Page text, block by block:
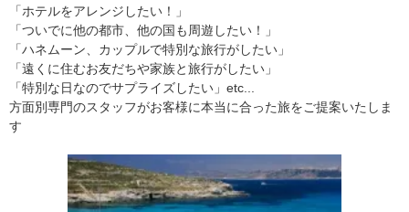
「ホテルをアレンジしたい！」
「ついでに他の都市、他の国も周遊したい！」
「ハネムーン、カップルで特別な旅行がしたい」
「遠くに住むお友だちや家族と旅行がしたい」
「特別な日なのでサプライズしたい」etc...
方面別専門のスタッフがお客様に本当に合った旅をご提案いたしま
す